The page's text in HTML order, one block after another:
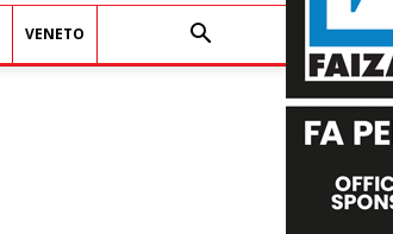
VENETO